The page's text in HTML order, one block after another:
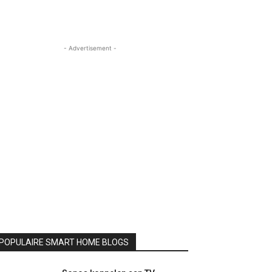
- Advertisement -
SMART HOME BLOGS